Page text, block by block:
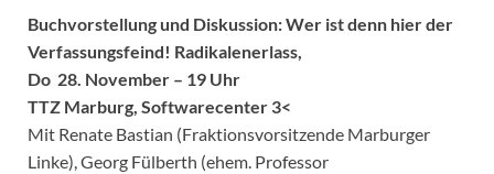
Buchvorstellung und Diskussion: Wer ist denn hier der
Verfassungsfeind! Radikalenerlass,
Do 28. November – 19 Uhr
TTZ Marburg, Softwarecenter 3<
Mit Renate Bastian (Fraktionsvorsitzende Marburger
Linke), Georg Fülberth (ehem. Professor